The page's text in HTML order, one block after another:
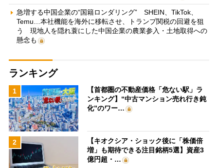
急増する中国企業の“国籍ロンダリング” SHEIN、TikTok、
Temu…本社機能を海外に移転させ、トランプ関税の回避を狙
う 現地人を隠れ蓑にした中国企業の農業参入・土地取得への
懸念も
ランキング
1
【首都圏の不動産価格「危ない駅」ラ
ンキング】“中古マンション売れ行き鈍
化”のワー…
2
【キオクシア・ショック後に「株価倍
増」も期待できる注目銘柄5選】資産3
億円超・…